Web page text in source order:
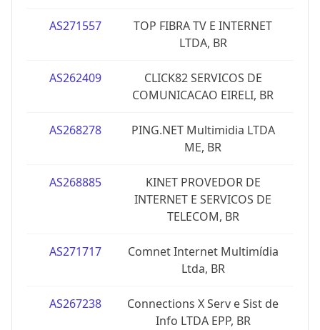
AS271557
TOP FIBRA TV E INTERNET
LTDA, BR
AS262409
CLICK82 SERVICOS DE
COMUNICACAO EIRELI, BR
AS268278
PING.NET Multimidia LTDA
ME, BR
AS268885
KINET PROVEDOR DE
INTERNET E SERVICOS DE
TELECOM, BR
AS271717
Comnet Internet Multimídia
Ltda, BR
AS267238
Connections X Serv e Sist de
Info LTDA EPP, BR